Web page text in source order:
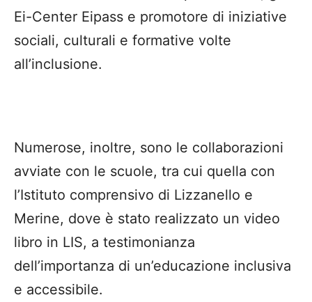
Ei-Center Eipass e promotore di iniziative
sociali, culturali e formative volte
all’inclusione.
Numerose, inoltre, sono le collaborazioni
avviate con le scuole, tra cui quella con
l’Istituto comprensivo di Lizzanello e
Merine, dove è stato realizzato un video
libro in LIS, a testimonianza
dell’importanza di un’educazione inclusiva
e accessibile.